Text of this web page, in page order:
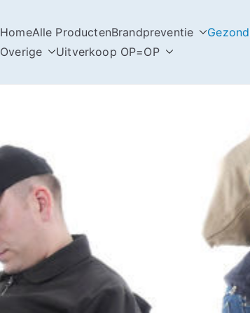
HomeAlle ProductenBrandpreventie
Overige
Uitverkoop OP=OP